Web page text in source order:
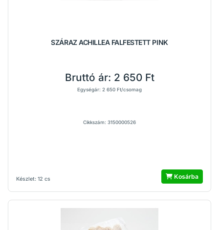
SZÁRAZ ACHILLEA FALFESTETT PINK
Készlet: 12 cs
Bruttó ár: 2 650 Ft
Egységár: 2 650 Ft/csomag
Cikkszám: 3150000526
Kosárba